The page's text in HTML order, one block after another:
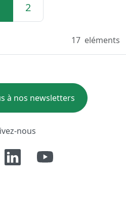
2
17 eléments
à nos newsletters
nous